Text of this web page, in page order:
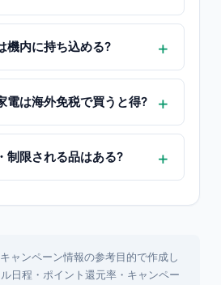
機内に持ち込める?
電は海外免税で買うと得?
制限される品はある?
ャンペーン情報の参考目的で作成し
日程・ポイント還元率・キャンペー